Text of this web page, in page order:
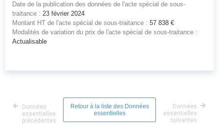
Date de la publication des données de l'acte spécial de sous-
traitance : 23 février 2024
Montant HT de l'acte spécial de sous-traitance : 57 838 €
Modalités de variation du prix de l'acte spécial de sous-traitance :
Actualisable
Données
essentielles
précédentes
Retour à la liste des Données
essentielles
Données
essentielles
suivantes